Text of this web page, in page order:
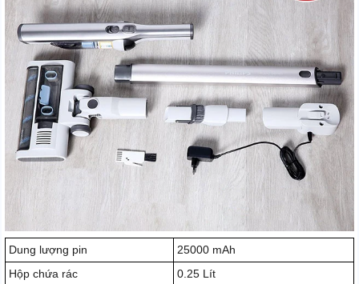
Dung lượng pin
25000 mAh
Hộp chứa rác
0.25 Lít